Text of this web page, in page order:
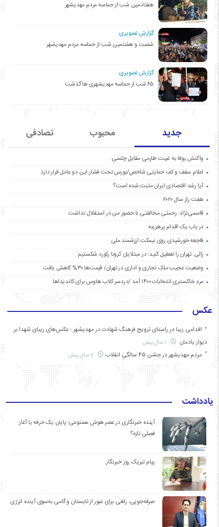
هفتادمین شب از حماسه مردم مهدیشهر
گزارش تصویری:
شصت و هشتمین شب از حماسه مردم مهدیشهر
گزارش تصویری:
۶۵ شب از حماسه مهدیشهری ها گذشت
جدید محبوب تصادفی
واکنش یوفا به غیبت طارمی مقابل چلسی
اعلام سقف و کف حمایتی شاخص/بورس تحت فشار این دو عامل قرار دارد
آیا رشد اقتصادی ایران مثبت شده است؟
هفت راز سال ۲۰۲۰
قاسمی‌نژاد: رحمتی مخالفتی با حضور من در استقلال نداشت
در باب یک اقدام پرهزینه
فاجعه خورشیدی روی نیمکت ارزشمند ملی
زالی: تهران را تعطیل کنید؛ در مبتلایان کرونا رکورد شکستیم
وضعیت عجیب ملک تجاری و اداری در تهران/ قیمت‌ها ۳۰% کاهش یافت
مردِ خاکستری انتخابات ۱۴۰۰ آمد /دردسر کلاب هاوس برای کاندیداها
عکس
اقدامی زیبا در راستای ترویج فرهنگ شهادت در مهدیشهر ؛ عکس‌های زیبای شهدا بر
دیوار یادمان
مردم مهدیشهر در جشن ۴۵ سالگیِ انقلاب
یادداشت
آینده خبرنگاری در عصر هوش مصنوعی؛ پایان یک حرفه یا آغاز
فصلی تازه؟
پیام تبریک روز خبرنگار
صرفه‌جویی، راهی برای عبور از تابستان و گامی به‌سوی آینده انرژی